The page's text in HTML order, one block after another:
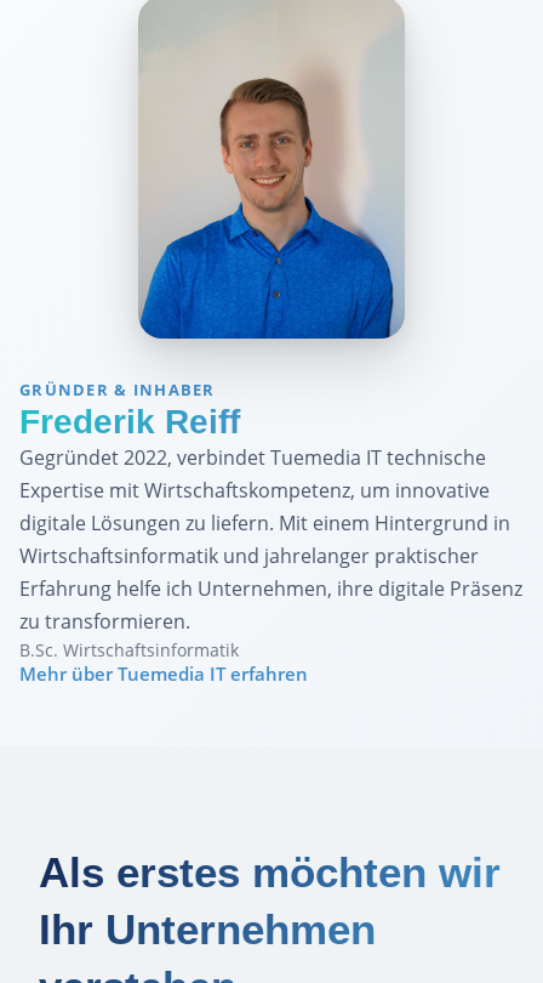
GRÜNDER & INHABER
Frederik Reiff
Gegründet 2022, verbindet Tuemedia IT technische
Expertise mit Wirtschaftskompetenz, um innovative
digitale Lösungen zu liefern. Mit einem Hintergrund in
Wirtschaftsinformatik und jahrelanger praktischer
Erfahrung helfe ich Unternehmen, ihre digitale Präsenz
zu transformieren.
B.Sc. Wirtschaftsinformatik
Mehr über Tuemedia IT erfahren
Als erstes möchten wir
Ihr Unternehmen